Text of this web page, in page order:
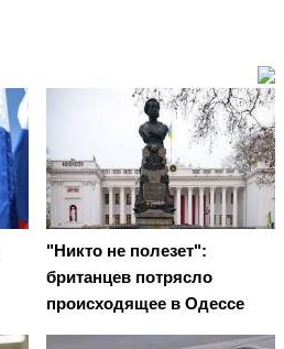
"Никто не полезет":
британцев потрясло
происходящее в Одессе